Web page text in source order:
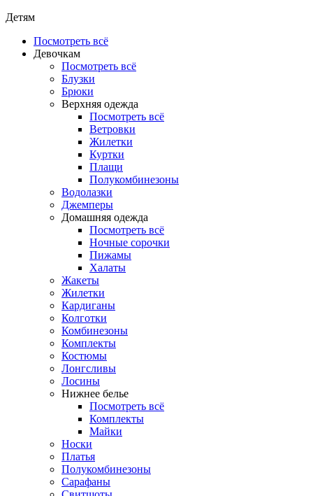
Детям
Посмотреть всё
Девочкам
Посмотреть всё
Блузки
Брюки
Верхняя одежда
Посмотреть всё
Ветровки
Жилетки
Куртки
Плащи
Полукомбинезоны
Водолазки
Джемперы
Домашняя одежда
Посмотреть всё
Ночные сорочки
Пижамы
Халаты
Жакеты
Жилетки
Кардиганы
Колготки
Комбинезоны
Комплекты
Костюмы
Лонгсливы
Лосины
Нижнее белье
Посмотреть всё
Комплекты
Майки
Носки
Платья
Полукомбинезоны
Сарафаны